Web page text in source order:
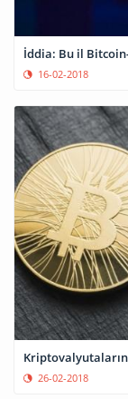
İddia: Bu il
16-02-2018
Kriptovalyutaların
26-02-2018